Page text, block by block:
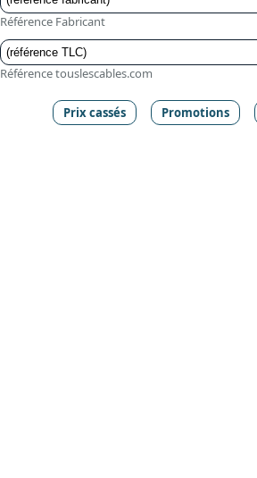
Référence Fabricant
Référence touslescables.com
Prix cassés Promotions